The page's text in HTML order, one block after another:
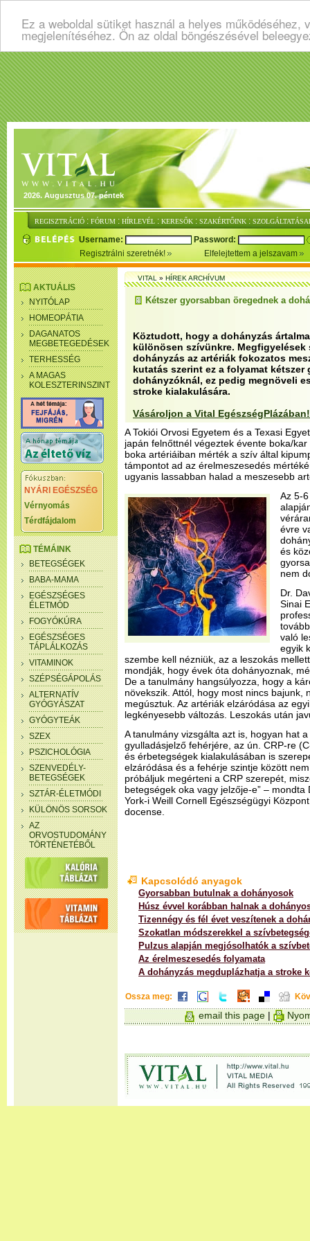
Ez a weboldal sütiket használ a helyes
megjelenítéséhez. Ön az oldal böngészésével
2026. Augusztus 07. péntek
REGISZTRÁCIÓ : FÓRUM : HÍRLEVÉL : KERESŐK : SZAKÉRTŐINK :
Username:
Password:
Regisztrálni szeretnék!
Elfelejtettem a jelszavam
AKTUÁLIS
NYITÓLAP
HOMEOPÁTIA
DAGANATOS
MEGBETEGEDÉSEK
TERHESSÉG
A MAGAS
KOLESZTERINSZINT
NYÁRI EGÉSZSÉG
Vérnyomás
Térdfájdalom
TÉMÁINK
BETEGSÉGEK
BABA-MAMA
EGÉSZSÉGES
ÉLETMÓD
FOGYÓKÚRA
EGÉSZSÉGES
TÁPLÁLKOZÁS
VITAMINOK
SZÉPSÉGÁPOLÁS
ALTERNATÍV
GYÓGYÁSZAT
GYÓGYTEÁK
SZEX
PSZICHOLÓGIA
SZENVEDÉLY-
BETEGSÉGEK
SZTÁR-ÉLETMÓDI
KÜLÖNÖS SORSOK
AZ
ORVOSTUDOMÁNY
TÖRTÉNETÉBŐL
VITAL»HÍREK ARCHÍVUM
Kétszer gyorsabban öregednek a
Köztudott, hogy a dohányzás
különösen szívünkre. Megfigyelések
dohányzás az artériák fokozatos
kutatás szerint ez a folyamat kétszer
dohányzóknál, ez pedig megnöveli
stroke kialakulására.
Vásároljon a Vital EgészségPlázában!
A Tokiói Orvosi Egyetem és a Texasi
japán felnőttnél végeztek évente boka/
boka artériáiban mérték a szív által
támpontot ad az érelmeszesedés
ugyanis lassabban halad a meszesebb
Az 5-
évre
és
nem
Dr.
Sinai
való
egyik
szembe kell nézniük, az a leszokás
mondják, hogy évek óta dohányoznak,
De a tanulmány hangsúlyozza, hogy a
növekszik. Attól, hogy most nincs bajunk,
megúsztuk. Az artériák elzáródása az
legkényesebb változás. Leszokás után
A tanulmány vizsgálta azt is, hogyan hat
gyulladásjelző fehérjére, az ún. CRP-re
és érbetegségek kialakulásában is
elzáródása és a fehérje szintje között
próbáljuk megérteni a CRP szerepét,
betegségek oka vagy jelzője-e” – mondta
York-i Weill Cornell Egészségügyi
docense.
Kapcsolódó anyagok
Gyorsabban butulnak a dohányosok
Húsz évvel korábban halnak a
Tizennégy és fél évet veszítenek a
Szokatlan módszerekkel a
Pulzus alapján megjósolhatók a
Az érelmeszesedés folyamata
A dohányzás megduplázhatja a stroke
Ossza meg:
email this page |